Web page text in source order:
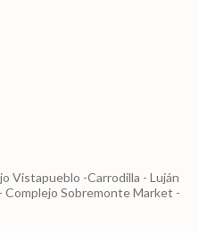
Vistapueblo -Carrodilla - Luján
Sobremonte Market -